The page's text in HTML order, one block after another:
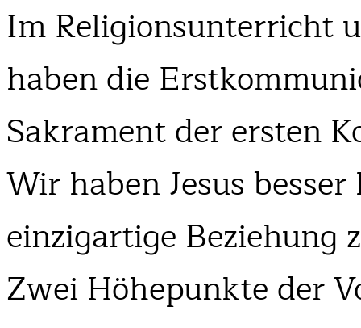
Im Religionsunterricht
haben die
Sakrament der ersten
Wir haben Jesus
einzigartige Beziehung
Zwei Höhepunkte der